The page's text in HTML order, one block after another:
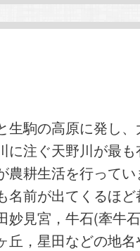
生駒の高原に発し、
に注ぐ天野川が最
農耕生活を行って
名前が出てくるほ
妙見宮，牛石(牽牛
丘，星田などの地